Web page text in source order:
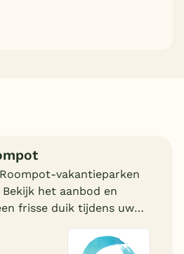
vakantieparken
het aanbod en
frisse duik tijdens uw